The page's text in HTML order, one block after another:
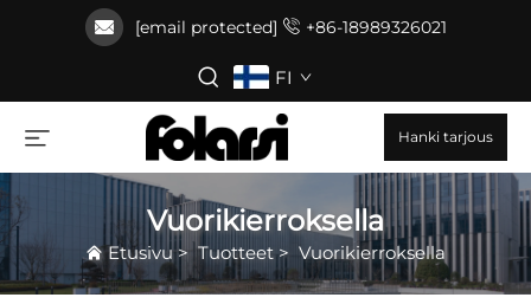
[email protected] +86-18989326021
FI
Hanki tarjous
Vuorikierroksella
Etusivu >Tuotteet> Vuorikierroksella